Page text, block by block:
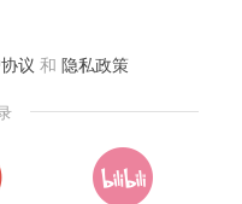
议 和 隐私政策